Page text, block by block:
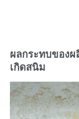
ผลกระทบของ
เกิดสนิม